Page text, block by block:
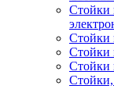
Стойки
Стойки
Стойки
Стойки